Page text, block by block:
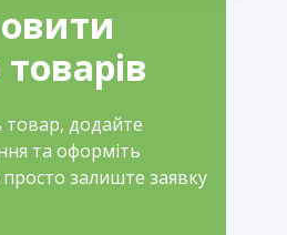
товар, додайте
та оформіть
залиште заявку